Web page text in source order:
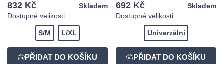
832 Kč
Skladem
Dostupné velikosti:
S/M L/XL
692 Kč
Skladem
Dostupné velikosti:
Univerzální